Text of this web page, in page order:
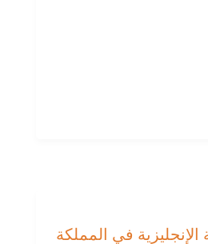
الإنجليزية في المملكة